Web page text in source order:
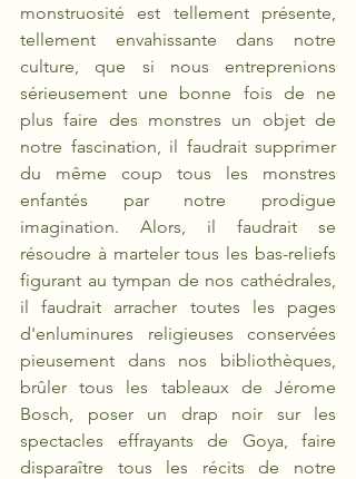
monstruosité est tellement présente,
tellement envahissante dans notre
culture, que si nous entreprenions
sérieusement une bonne fois de ne
plus faire des monstres un objet de
notre fascination, il faudrait supprimer
du même coup tous les monstres
enfantés par notre prodigue
imagination. Alors, il faudrait se
résoudre à marteler tous les bas-reliefs
figurant au tympan de nos cathédrales,
il faudrait arracher toutes les pages
d'enluminures religieuses conservées
pieusement dans nos bibliothèques,
brûler tous les tableaux de Jérome
Bosch, poser un drap noir sur les
spectacles effrayants de Goya, faire
disparaître tous les récits de notre